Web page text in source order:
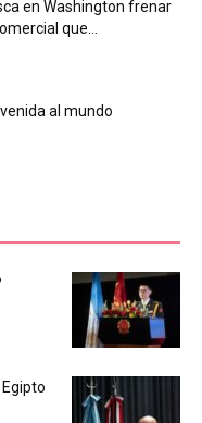
en Washington frenar
que...
al mundo